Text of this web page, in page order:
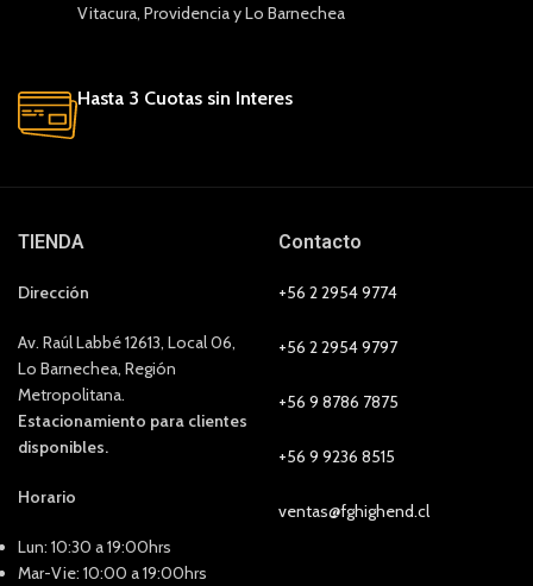
Vitacura, Providencia y Lo Barnechea
Hasta 3 Cuotas sin Interes
TIENDA
Dirección
Av. Raúl Labbé 12613, Local 06,
Lo Barnechea, Región
Metropolitana.
Estacionamiento para clientes
disponibles.
Horario
Lun: 10:30 a 19:00hrs
Mar-Vie: 10:00 a 19:00hrs
Contacto
+56 2 2954 9774
+56 2 2954 9797
+56 9 8786 7875
+56 9 9236 8515
ventas@fghighend.cl